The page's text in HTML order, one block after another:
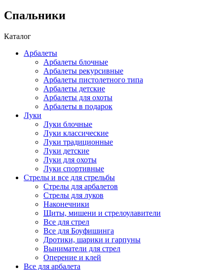
Спальники
Каталог
Арбалеты
Арбалеты блочные
Арбалеты рекурсивные
Арбалеты пистолетного типа
Арбалеты детские
Арбалеты для охоты
Арбалеты в подарок
Луки
Луки блочные
Луки классические
Луки традиционные
Луки детские
Луки для охоты
Луки спортивные
Стрелы и все для стрельбы
Стрелы для арбалетов
Стрелы для луков
Наконечники
Щиты, мишени и стрелоулавители
Все для стрел
Все для Боуфишинга
Дротики, шарики и гарпуны
Выниматели для стрел
Оперение и клей
Все для арбалета